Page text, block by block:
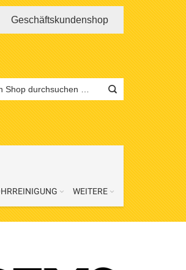
Geschäftskundenshop
WEITERE